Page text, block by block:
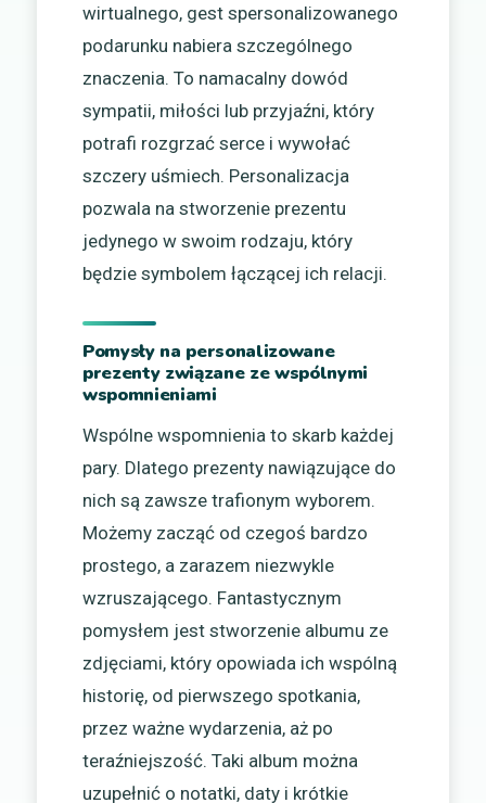
wirtualnego, gest spersonalizowanego
podarunku nabiera szczególnego
znaczenia. To namacalny dowód
sympatii, miłości lub przyjaźni, który
potrafi rozgrzać serce i wywołać
szczery uśmiech. Personalizacja
pozwala na stworzenie prezentu
jedynego w swoim rodzaju, który
będzie symbolem łączącej ich relacji.
Pomysły na personalizowane
prezenty związane ze wspólnymi
wspomnieniami
Wspólne wspomnienia to skarb każdej
pary. Dlatego prezenty nawiązujące do
nich są zawsze trafionym wyborem.
Możemy zacząć od czegoś bardzo
prostego, a zarazem niezwykle
wzruszającego. Fantastycznym
pomysłem jest stworzenie albumu ze
zdjęciami, który opowiada ich wspólną
historię, od pierwszego spotkania,
przez ważne wydarzenia, aż po
teraźniejszość. Taki album można
uzupełnić o notatki, daty i krótkie